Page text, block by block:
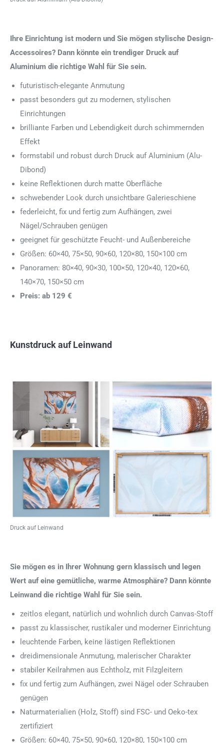
Ihre Einrichtung ist modern und Sie mögen stylische Design-
Accessoires? Dann könnte ein trendiger Druck auf
Aluminium die richtige Wahl für Sie sein.
futuristisch-elegante Anmutung
passt besonders gut zu modernen, stylischen
Einrichtungen
brilliante Farben und Lebendigkeit durch schimmernden
Effekt
formstabil und robust durch Druck auf Aluminium (Alu-
Dibond)
keine Reflektionen durch matte Oberfläche
schwebender Look durch unsichtbare Galerieschiene
federleicht, fix und fertig zum Aufhängen, zwei
Nägel/Schrauben genügen
geeignet für geschützte Feucht- und Außenbereiche
Größen: 60×40, 75×50, 90×60, 120×80, 150×100 cm
Panoramen: 80×40, 90×30, 100×50, 120×40, 120×60,
140×70, 150×50 cm
Preis: ab 129 €
Kunstdruck auf Leinwand
Druck auf Leinwand
Sie mögen es in Ihrer Wohnung gern klassisch und legen
Wert auf eine gemütliche, warme Atmosphäre? Dann könnte
Leinwand die richtige Wahl für Sie sein.
zeitlos elegant, natürlich und wohnlich durch Canvas-Stoff
passt zu klassischer, rustikaler und moderner Einrichtung
leuchtende Farben, keine lästigen Reflektionen
dreidimensionale Anmutung, malerischer Charakter
stabiler Keilrahmen aus Echtholz, mit Filzgleitern
fix und fertig zum Aufhängen, zwei Nägel oder Schrauben
genügen
Naturmaterialien (Holz, Stoff) sind FSC- und Oeko-tex
zertifiziert
Größen: 60×40, 75×50, 90×60, 120×80, 150×100 cm